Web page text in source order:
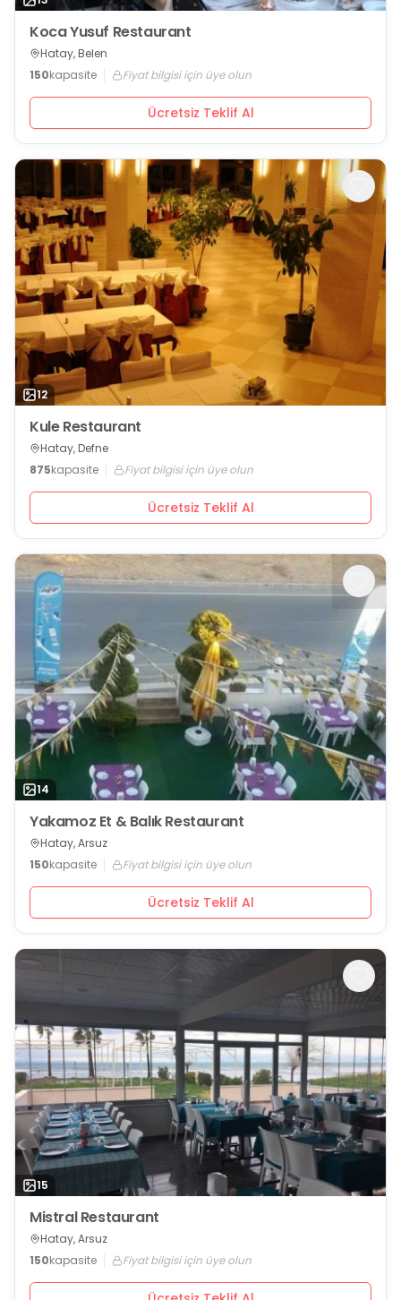
Koca Yusuf Restaurant
Hatay, Belen
150kapasite Fiyat bilgisi için üye olun
Ücretsiz Teklif Al
12
Kule Restaurant
Hatay, Defne
875kapasite Fiyat bilgisi için üye olun
Ücretsiz Teklif Al
14
Yakamoz Et & Balık Restaurant
Hatay, Arsuz
150kapasite Fiyat bilgisi için üye olun
Ücretsiz Teklif Al
15
Mistral Restaurant
Hatay, Arsuz
150kapasite Fiyat bilgisi için üye olun